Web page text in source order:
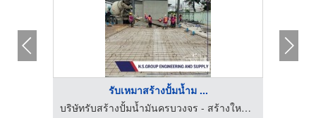
รับเหมาสร้างปั้มน้ำม ...
บริษัทรับสร้างปั้มน้ำมันครบวงจร - สร้างใหม่ ซ่อมแซม ต่อเติม